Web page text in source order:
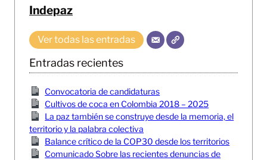
Indepaz
Ver todas las entradas
Entradas recientes
Convocatoria de candidaturas
Cultivos de coca en Colombia 2018 – 2025
La paz también se construye desde la memoria, el
territorio y la palabra colectiva
Balance crítico de la COP30 desde los territorios
Comunicado Sobre las recientes denuncias de